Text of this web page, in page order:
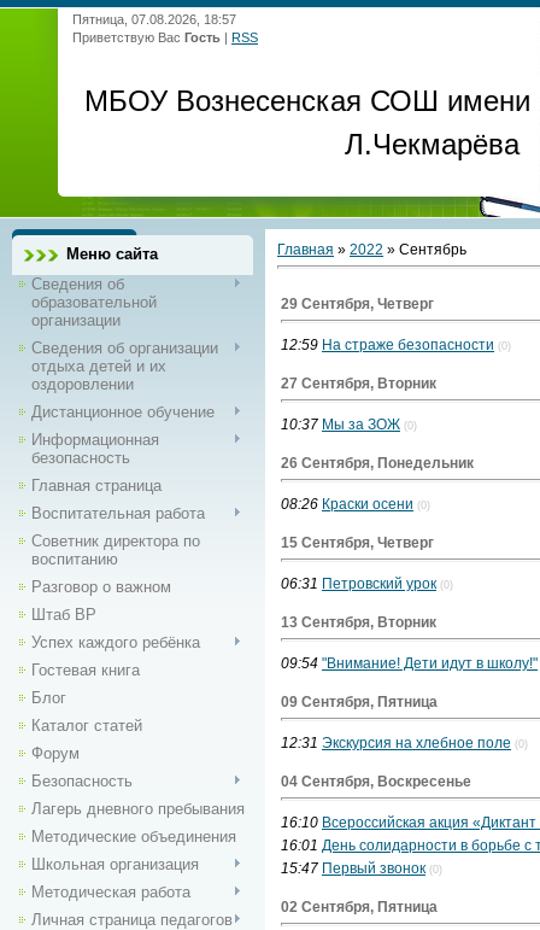
Пятница, 07.08.2026, 18:57
Приветствую Вас Гость | RSS
МБОУ Вознесенская СОШ имени
Л.Чекмарёва
Меню сайта
Сведения об
образовательной
организации
Сведения об организации
отдыха детей и их
оздоровлении
Дистанционное обучение
Информационная
безопасность
Главная страница
Воспитательная работа
Советник директора по
воспитанию
Разговор о важном
Штаб ВР
Успех каждого ребёнка
Гостевая книга
Блог
Каталог статей
Форум
Безопасность
Лагерь дневного пребывания
Методические объединения
Школьная организация
Методическая работа
Личная страница педагогов
Главная » 2022 » Сентябрь
29 Сентября, Четверг
12:59 На страже безопасности (0)
27 Сентября, Вторник
10:37 Мы за ЗОЖ (0)
26 Сентября, Понедельник
08:26 Краски осени (0)
15 Сентября, Четверг
06:31 Петровский урок (0)
13 Сентября, Вторник
09:54 "Внимание! Дети идут в школу!"
09 Сентября, Пятница
12:31 Экскурсия на хлебное поле (0)
04 Сентября, Воскресенье
16:10 Всероссийская акция
16:01 День солидарности в борьбе с
15:47 Первый звонок (0)
02 Сентября, Пятница